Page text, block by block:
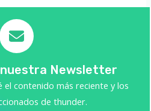
Newsletter
el contenido más reciente y los
de thunder.